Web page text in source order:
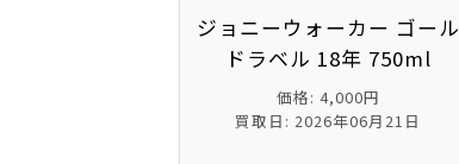
ジョニーウォーカー ゴール
ドラベル 18年 750ml
価格: 4,000円
買取日: 2026年06月21日